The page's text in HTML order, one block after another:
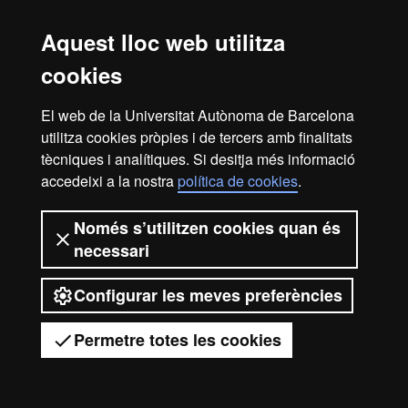
Aquest lloc web utilitza
cookies
El web de la Universitat Autònoma de Barcelona
utilitza cookies pròpies i de tercers amb finalitats
tècniques i analítiques. Si desitja més informació
accedeixi a la nostrapolítica de cookies.
Només s’utilitzen cookies quan és
necessari
Configurar les meves preferències
Permetre totes les cookies
màster. Consulta tota la informació de la nova versió al
màster enErasmus Mundus en Polítiques Educatives per al
Desenvolupament Global / EM Education Policies for Global
Development
Tens dubtes?
Màster Oficial -
2026 Universitat Autònoma de